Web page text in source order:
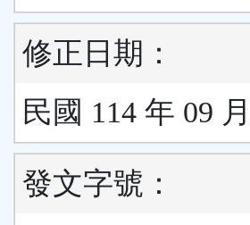
修正日期：
民國 114 年 09
發文字號：